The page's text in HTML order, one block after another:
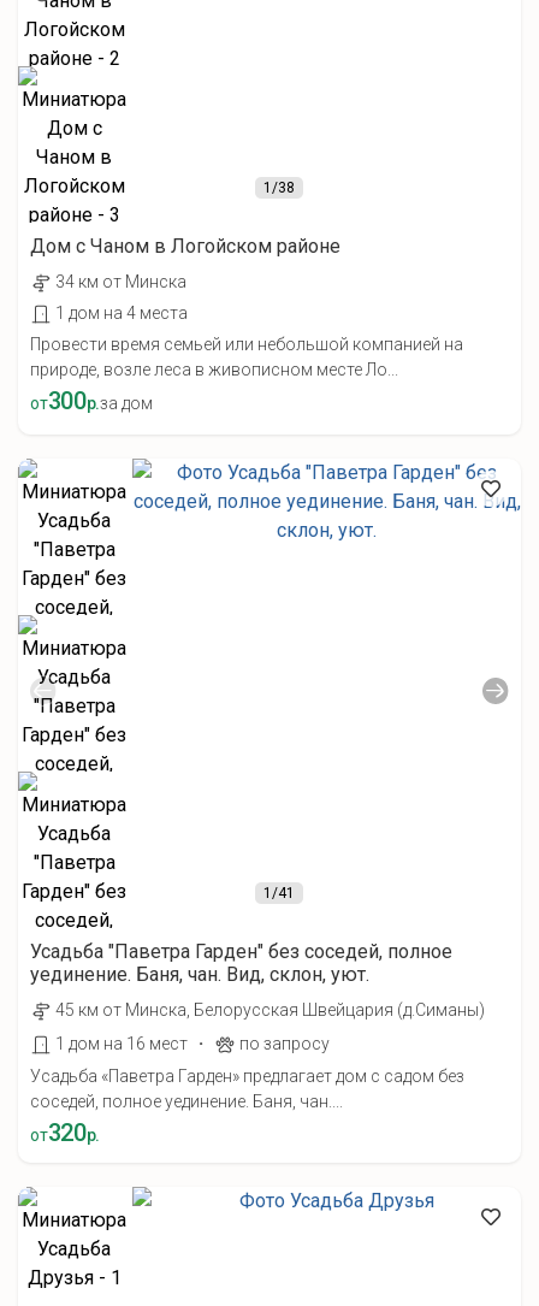
1/38
Дом с Чаном в Логойском районе
34 км от Минска
1 дом на 4 места
Провести время семьей или небольшой компанией на
природе, возле леса в живописном месте Ло...
от300р.за дом
1/41
Усадьба "Паветра Гарден" без соседей, полное
уединение. Баня, чан. Вид, склон, уют.
45 км от Минска, Белорусская Швейцария (д.Симаны)
1 дом на 16 мест
·
по запросу
Усадьба «Паветра Гарден» предлагает дом с садом без
соседей, полное уединение. Баня, чан....
от320р.